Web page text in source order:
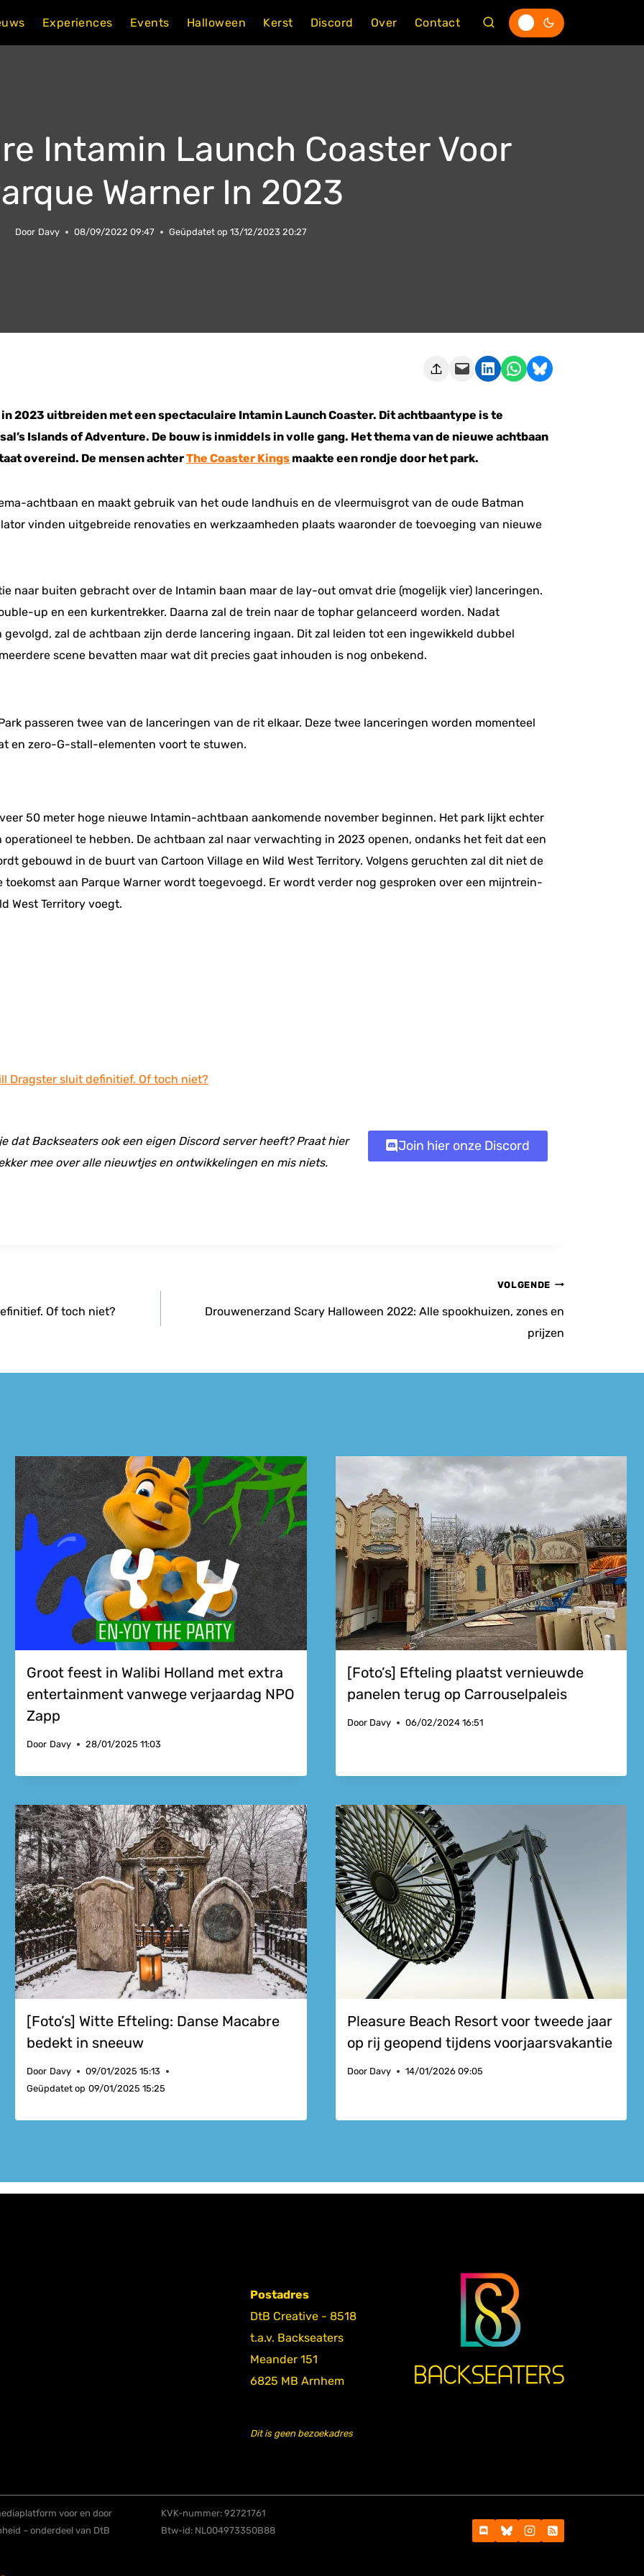
Experiences Events Halloween Kerst Discord Over Contact
Intamin Launch Coaster Voor
Warner In 2023
Door Davy 08/09/2022 09:47 Geüpdatet op 13/12/2023 20:27
Deze pagina e-mailen Delen op LinkedIn Delen via WhatsApp Share on Bluesky
in 2023 uitbreiden met een spectaculaire Intamin Launch Coaster. Dit achtbaantype is te
Islands of Adventure. De bouw is inmiddels in volle gang. Het thema van de nieuwe achtbaan
overeind. De mensen achterThe Coaster Kings maakte een rondje door het park.
achtbaan en maakt gebruik van het oude landhuis en de vleermuisgrot van de oude Batman
vinden uitgebreide renovaties en werkzaamheden plaats waaronder de toevoeging van nieuwe
naar buiten gebracht over de Intamin baan maar de lay-out omvat drie (mogelijk vier) lanceringen.
up en een kurkentrekker. Daarna zal de trein naar de tophar gelanceerd worden. Nadat
zal de achtbaan zijn derde lancering ingaan. Dit zal leiden tot een ingewikkeld dubbel
scene bevatten maar wat dit precies gaat inhouden is nog onbekend.
passeren twee van de lanceringen van de rit elkaar. Deze twee lanceringen worden momenteel
en zero-G-stall-elementen voort te stuwen.
50 meter hoge nieuwe Intamin-achtbaan aankomende november beginnen. Het park lijkt echter
te hebben. De achtbaan zal naar verwachting in 2023 openen, ondanks het feit dat een
gebouwd in de buurt van Cartoon Village en Wild West Territory. Volgens geruchten zal dit niet de
aan Parque Warner wordt toegevoegd. Er wordt verder nog gesproken over een mijntrein-
West Territory voegt.
Dragster sluit definitief. Of toch niet?
dat Backseaters ook een eigen Discord server heeft? Praat hier
mee over alle nieuwtjes en ontwikkelingen en mis niets.
Join hier onze Discord
Of toch niet?
VOLGENDE
Drouwenerzand Scary Halloween 2022: Alle spookhuizen, zones en
prijzen
Groot feest in Walibi Holland met extra
entertainment vanwege verjaardag NPO
Zapp
Door Davy 28/01/2025 11:03
[Foto’s] Efteling plaatst vernieuwde
panelen terug op Carrouselpaleis
Door Davy 06/02/2024 16:51
[Foto’s] Witte Efteling: Danse Macabre
bedekt in sneeuw
Door Davy
09/01/2025 15:13
Geüpdatet op 09/01/2025 15:25
Pleasure Beach Resort voor tweede jaar
op rij geopend tijdens voorjaarsvakantie
Door Davy 14/01/2026 09:05
Postadres
DtB Creative - 8518
t.a.v. Backseaters
Meander 151
6825 MB Arnhem
Dit is geen bezoekadres
voor en door
– onderdeel van DtB
KVK-nummer: 92721761
Btw-id: NL004973350B88